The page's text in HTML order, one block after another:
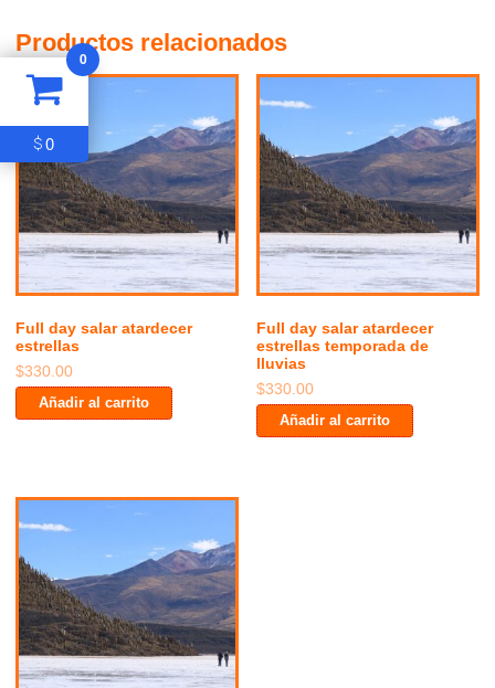
Productos relacionados
Full day salar atardecer
estrellas
$330.00
Añadir al carrito
Full day salar atardecer
estrellas temporada de
lluvias
$330.00
Añadir al carrito
0
$0